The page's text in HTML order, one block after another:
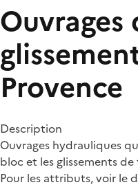
Provence
Description
Ouvrages hydrauliques
bloc et les glissements de
Pour les attributs, voir le